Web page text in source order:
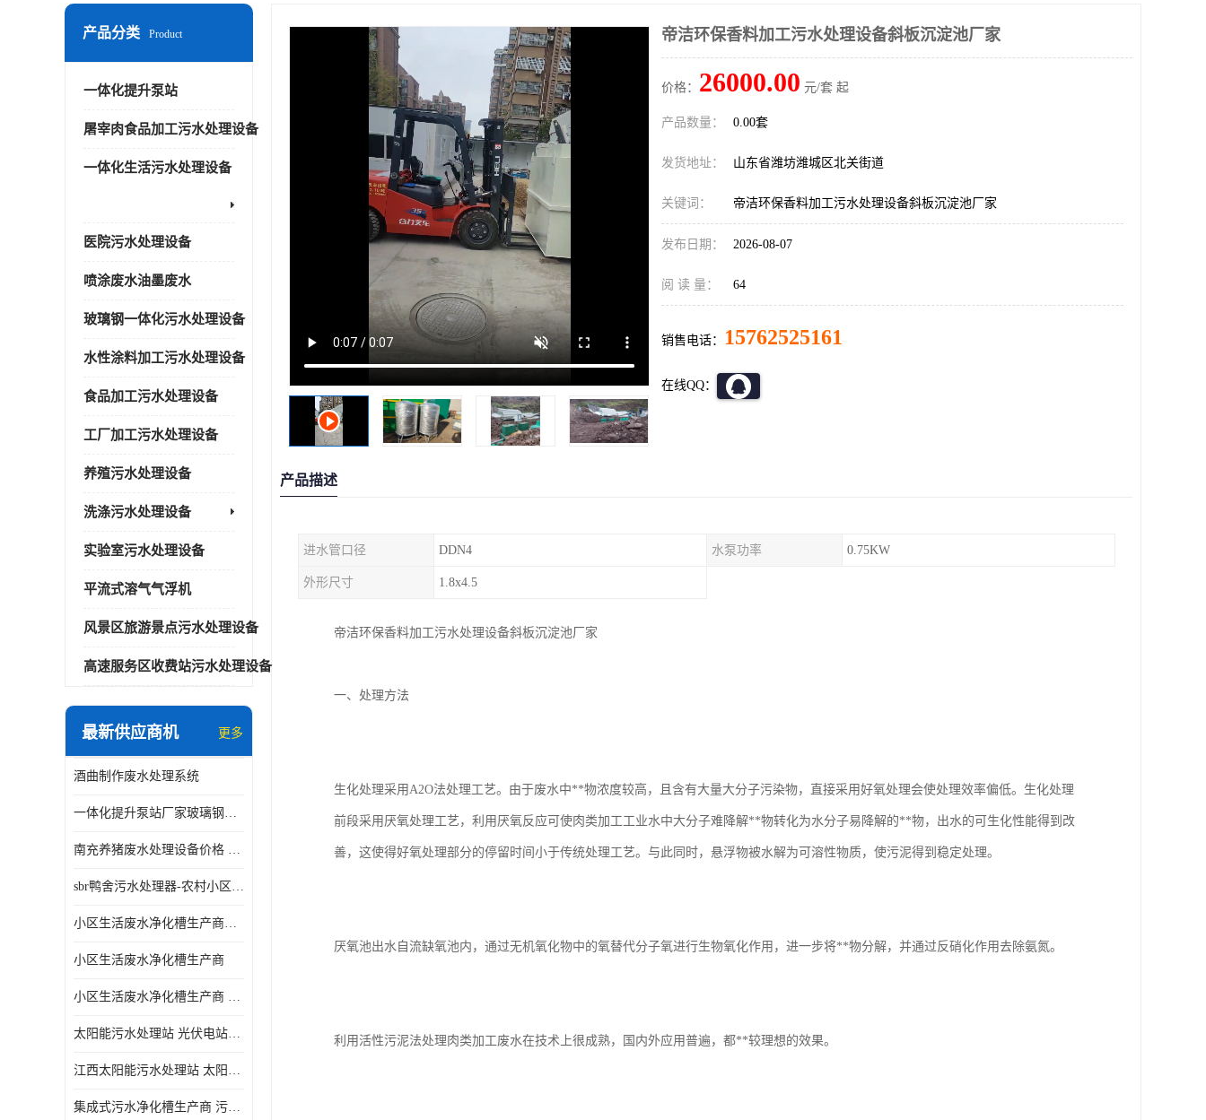
产品分类 Product
一体化提升泵站
屠宰肉食品加工污水处理设备
一体化生活污水处理设备
医院污水处理设备
喷涂废水油墨废水
玻璃钢一体化污水处理设备
水性涂料加工污水处理设备
食品加工污水处理设备
工厂加工污水处理设备
养殖污水处理设备
洗涤污水处理设备
实验室污水处理设备
平流式溶气气浮机
风景区旅游景点污水处理设备
高速服务区收费站污水处理设备
最新供应商机 更多
酒曲制作废水处理系统
一体化提升泵站厂家玻璃钢材质价格
南充养猪废水处理设备价格 ao污水处理器 *专人看管
sbr鸭舍污水处理器-农村小区生活污水净化器
小区生活废水净化槽生产商帝洁环保
小区生活废水净化槽生产商
小区生活废水净化槽生产商 污水净化槽装置
太阳能污水处理站 光伏电站污水处理器厂家定制
江西太阳能污水处理站 太阳能污水处理设备造型美观
集成式污水净化槽生产商 污水净化槽装置 一站式服务
帝洁环保香料加工污水处理设备斜板沉淀池厂家
价格： 26000.00 元/套 起
产品数量： 0.00套
发货地址： 山东省潍坊潍城区北关街道
关键词： 帝洁环保香料加工污水处理设备斜板沉淀池厂家
发布日期： 2026-08-07
阅 读 量： 64
销售电话： 15762525161
在线QQ：
产品描述
进水管口径 DDN4 水泵功率 0.75KW
外形尺寸 1.8x4.5
帝洁环保香料加工污水处理设备斜板沉淀池厂家
一、处理方法
生化处理采用A2O法处理工艺。由于废水中**物浓度较高，且含有大量大分子污染物，直接采用好氧处理会使处理效率偏低。生化处理
前段采用厌氧处理工艺，利用厌氧反应可使肉类加工工业水中大分子难降解**物转化为水分子易降解的**物，出水的可生化性能得到改
善，这使得好氧处理部分的停留时间小于传统处理工艺。与此同时，悬浮物被水解为可溶性物质，使污泥得到稳定处理。
厌氧池出水自流缺氧池内，通过无机氧化物中的氧替代分子氧进行生物氧化作用，进一步将**物分解，并通过反硝化作用去除氨氮。
利用活性污泥法处理肉类加工废水在技术上很成熟，国内外应用普遍，都**较理想的效果。